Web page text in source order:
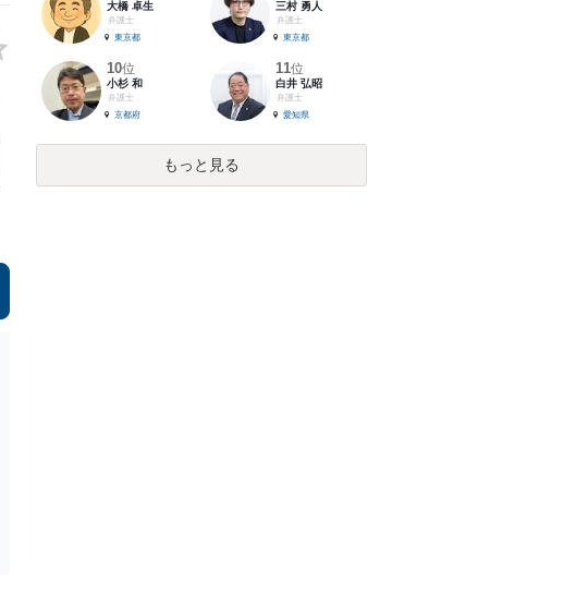
大橋 卓生
弁護士
東京都
三村 勇人
弁護士
東京都
10位
小杉 和
弁護士
京都府
11位
白井 弘昭
弁護士
愛知県
もっと見る